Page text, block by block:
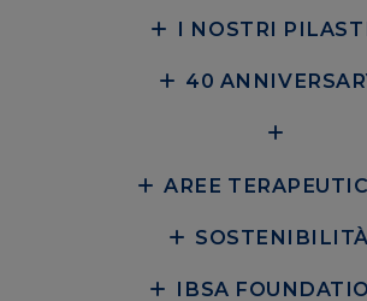
I NOSTRI
40
AREE
SOSTENIBILITÀ
IBSA